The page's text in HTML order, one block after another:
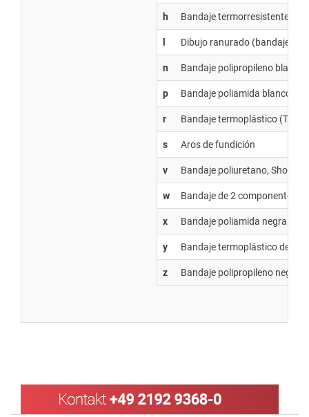
h Bandaje termorresistente
Dibujo ranurado (bandaje
n Bandaje polipropileno blanco
p Bandaje poliamida blanco,
r Bandaje termoplástico (TPE)
s Aros de fundición
v Bandaje poliuretano, Shore A
w Bandaje de 2 componentes
x Bandaje poliamida negra
y Bandaje termoplástico de
z Bandaje polipropileno negro